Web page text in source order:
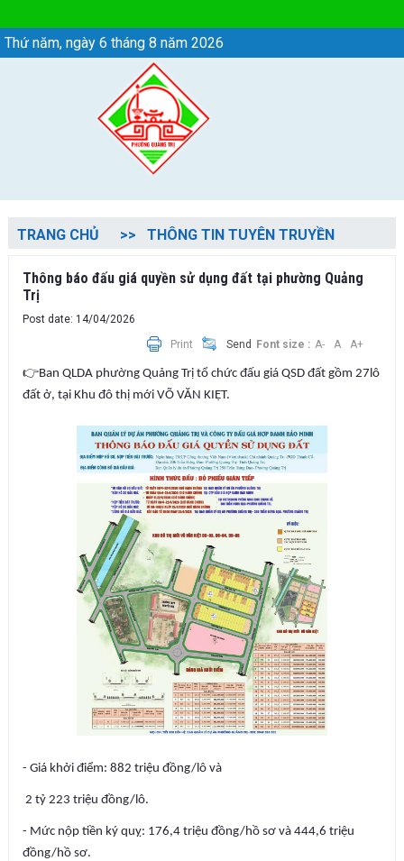
Thứ năm, ngày 6 tháng 8 năm 2026
TRANG CHỦ THÔNG TIN TUYÊN TRUYỀN
Thông báo đấu giá quyền sử dụng đất tại phường Quảng
Trị
Post date: 14/04/2026
Print
Send Font size : A- A A+
👉Ban QLDA phường Quảng Trị tổ chức đấu giá QSD đất gồm 27lô
đất ở, tại Khu đô thị mới VÕ VĂN KIỆT.
- Giá khởi điểm: 882 triệu đồng/lô và
2 tỷ 223 triệu đồng/lô.
- Mức nộp tiền ký quỵ: 176,4 triệu đồng/hồ sơ và 444,6 triệu
đồng/hồ sơ.